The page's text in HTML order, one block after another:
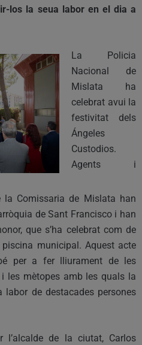
los la seua labor en el dia a
La Policia
Nacional de
Mislata ha
celebrat avui la
festivitat dels
Ángeles
Custodios.
Agents i
la Comissaria de Mislata han
de Sant Francisco i han
que s’ha celebrat com de
municipal. Aquest acte
per a fer lliurament de les
les mètopes amb les quals la
de destacades persones
l’alcalde de la ciutat, Carlos